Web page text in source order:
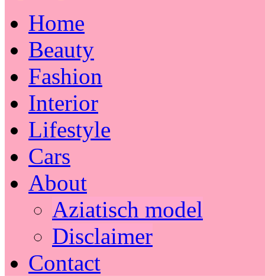
Home
Beauty
Fashion
Interior
Lifestyle
Cars
About
Aziatisch model
Disclaimer
Contact